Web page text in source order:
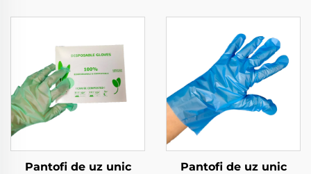
composta bil din
amiloză
compostabilă din
material PLA PBAT
amidoară de porumb
Pantofi de uz unic
Pantofi de uz unic